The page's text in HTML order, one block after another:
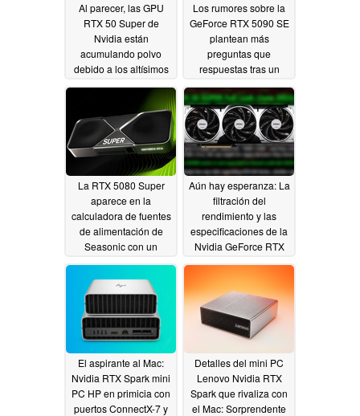
Al parecer, las GPU
RTX 50 Super de
Nvidia están
acumulando polvo
debido a los altísimos
Los rumores sobre la
GeForce RTX 5090 SE
plantean más
preguntas que
respuestas tras un
07/11/2026
La RTX 5080 Super
aparece en la
calculadora de fuentes
de alimentación de
Seasonic con un
notablemente elevado
07/08/2026
Aún hay esperanza: La
filtración del
rendimiento y las
especificaciones de la
Nvidia GeForce RTX
precio/rendimiento
06/11/2026
El aspirante al Mac:
Nvidia RTX Spark mini
PC HP en primicia con
puertos ConnectX-7 y
Detalles del mini PC
Lenovo Nvidia RTX
Spark que rivaliza con
el Mac: Sorprendente